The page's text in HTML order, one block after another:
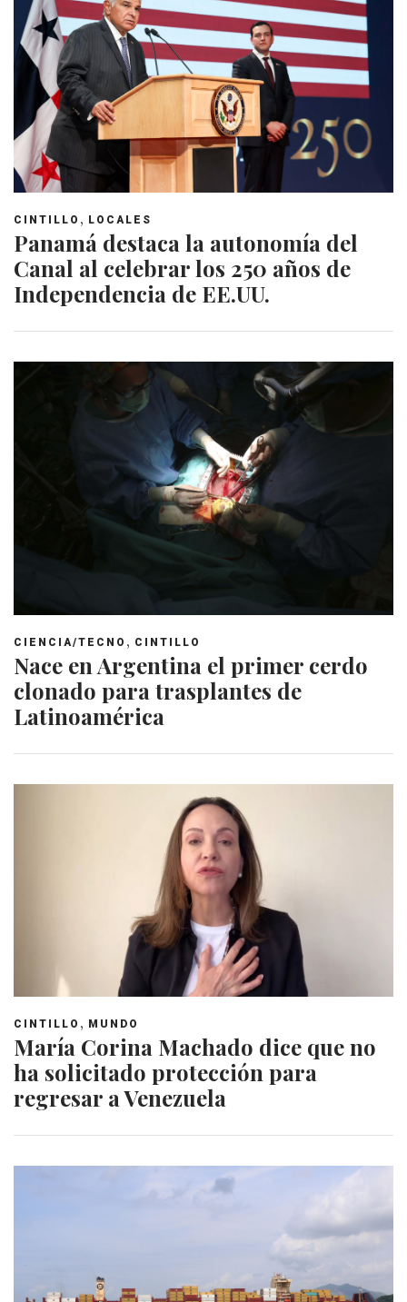
CINTILLO , LOCALES
Panamá destaca la autonomía del
Canal al celebrar los 250 años de
Independencia de EE.UU.
CIENCIA/TECNO , CINTILLO
Nace en Argentina el primer cerdo
clonado para trasplantes de
Latinoamérica
CINTILLO , MUNDO
María Corina Machado dice que no
ha solicitado protección para
regresar a Venezuela